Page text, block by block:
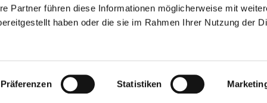
Partner führen diese Informationen möglicherweise mit
haben oder die sie im Rahmen Ihrer Nutzung der
Präferenzen Statistiken
Impressum ChurchDesk-Login